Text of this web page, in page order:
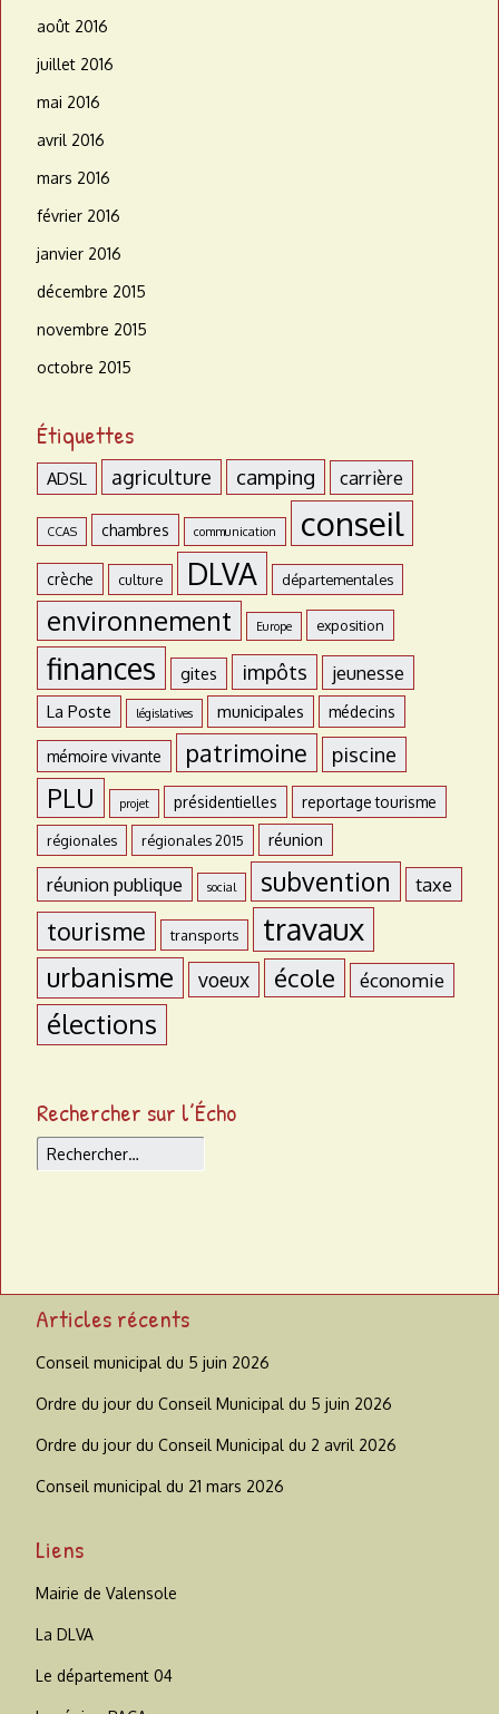
août 2016
juillet 2016
mai 2016
avril 2016
mars 2016
février 2016
janvier 2016
décembre 2015
novembre 2015
octobre 2015
Étiquettes
ADSL agriculture camping carrière
CCAS chambres communication conseil
crèche culture DLVA départementales
environnement Europe exposition
finances gites impôts jeunesse
La Poste législatives municipales médecins
mémoire vivante patrimoine piscine
PLU projet présidentielles reportage tourisme
régionales régionales 2015 réunion
réunion publique social subvention taxe
tourisme transports travaux
urbanisme voeux école économie
élections
Rechercher sur l’Écho
Rechercher
Articles récents
Conseil municipal du 5 juin 2026
Ordre du jour du Conseil Municipal du 5 juin 2026
Ordre du jour du Conseil Municipal du 2 avril 2026
Conseil municipal du 21 mars 2026
Liens
Mairie de Valensole
La DLVA
Le département 04